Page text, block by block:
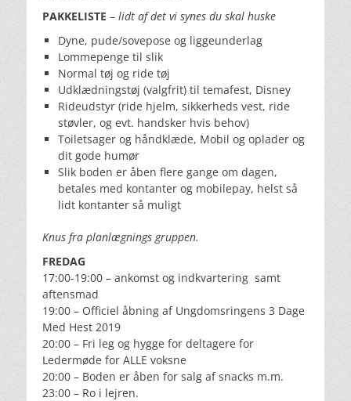
PAKKELISTE – lidt af det vi synes du skal huske
Dyne, pude/sovepose og liggeunderlag
Lommepenge til slik
Normal tøj og ride tøj
Udklædningstøj (valgfrit) til temafest, Disney
Rideudstyr (ride hjelm, sikkerheds vest, ride
støvler, og evt. handsker hvis behov)
Toiletsager og håndklæde, Mobil og oplader og
dit gode humør
Slik boden er åben flere gange om dagen,
betales med kontanter og mobilepay, helst så
lidt kontanter så muligt
Knus fra planlægnings gruppen.
FREDAG
17:00-19:00 – ankomst og indkvartering samt
aftensmad
19:00 – Officiel åbning af Ungdomsringens 3 Dage
Med Hest 2019
20:00 – Fri leg og hygge for deltagere for
Ledermøde for ALLE voksne
20:00 – Boden er åben for salg af snacks m.m.
23:00 – Ro i lejren.